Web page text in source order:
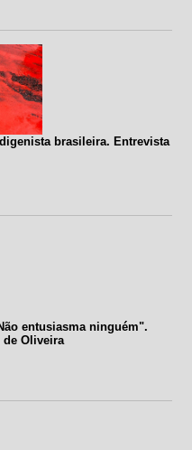
brasileira. Entrevista
entusiasma ninguém".
de Oliveira